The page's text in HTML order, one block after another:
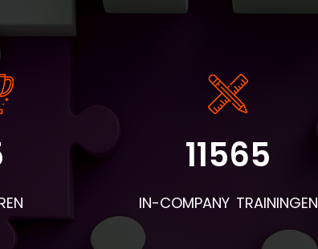
- De instaptoets en intakeformulieren worden
en woordentrainers per post verstuurd. Neem deze
eerste les en geef ze aan de deelnemers. Apart
een envelop verstuurd met naambordjes,
11565
IN-COMPANY TRAININGEN